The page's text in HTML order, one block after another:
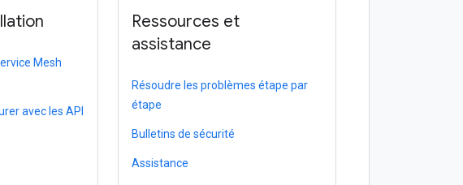
Mesh
avec les API
Ressources et
assistance
Résoudre les problèmes étape par
étape
Bulletins de sécurité
Assistance